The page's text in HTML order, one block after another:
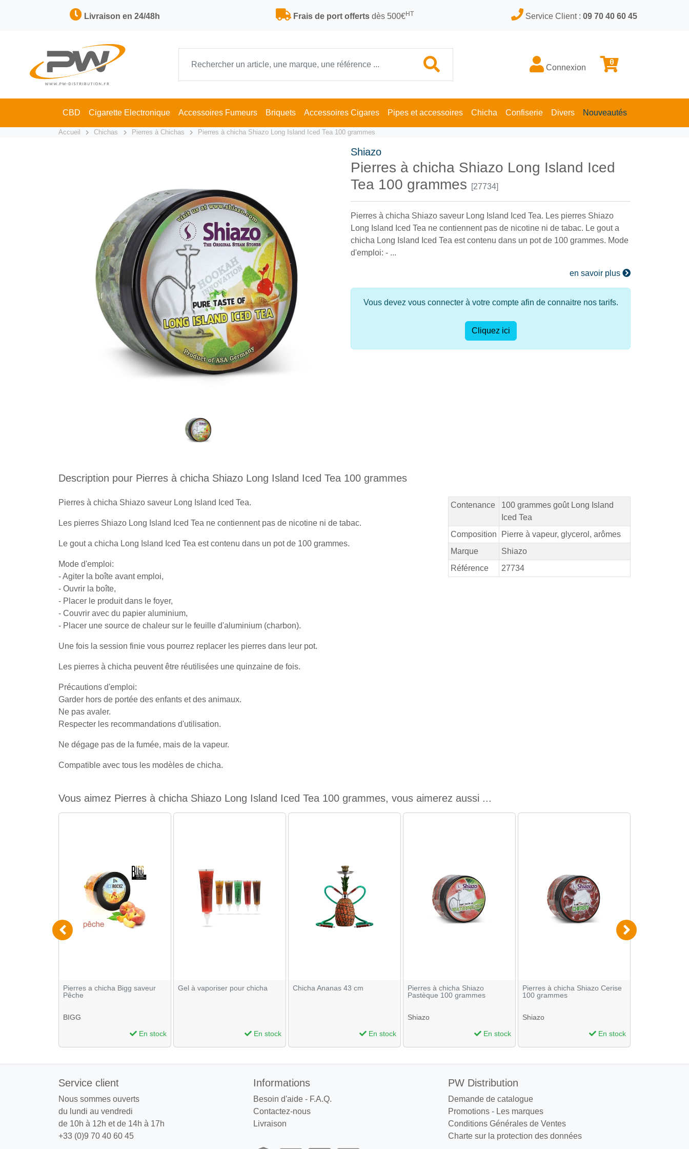
Livraison en 24/48h Frais de port offertsdès 500€HT Service Client : 09 70 40 60 45
Connexion
0
CBD Cigarette Electronique Accessoires Fumeurs Briquets Accessoires Cigares Pipes et accessoires Chicha Confiserie Divers Nouveautés
Accueil Chichas Pierres à Chichas Pierres à chicha Shiazo Long Island Iced Tea 100 grammes
Shiazo
Pierres à chicha Shiazo Long Island Iced
Tea 100 grammes
[27734]
Pierres à chicha Shiazo saveur Long Island Iced Tea. Les pierres Shiazo
Long Island Iced Tea ne contiennent pas de nicotine ni de tabac. Le gout a
chicha Long Island Iced Tea est contenu dans un pot de 100 grammes. Mode
d'emploi: - ...
en savoir plus
Vous devez vous connecter à votre compte afin de connaitre nos tarifs.
Cliquez ici
Description pour Pierres à chicha Shiazo Long Island Iced Tea 100 grammes
Pierres à chicha Shiazo saveur Long Island Iced Tea.
Les pierres Shiazo Long Island Iced Tea ne contiennent pas de nicotine ni de tabac.
Le gout a chicha Long Island Iced Tea est contenu dans un pot de 100 grammes.
Mode d'emploi:
- Agiter la boîte avant emploi,
- Ouvrir la boîte,
- Placer le produit dans le foyer,
- Couvrir avec du papier aluminium,
- Placer une source de chaleur sur le feuille d'aluminium (charbon).
Une fois la session finie vous pourrez replacer les pierres dans leur pot.
Les pierres à chicha peuvent être réutilisées une quinzaine de fois.
Précautions d'emploi:
Garder hors de portée des enfants et des animaux.
Ne pas avaler.
Respecter les recommandations d'utilisation.
Ne dégage pas de la fumée, mais de la vapeur.
Compatible avec tous les modèles de chicha.
Contenance
100 grammes goût Long Island
Iced Tea
Composition
Pierre à vapeur, glycerol, arômes
Marque
Shiazo
Référence
27734
Vous aimez Pierres à chicha Shiazo Long Island Iced Tea 100 grammes, vous aimerez aussi ...
Pierres a chicha Bigg saveur
Pêche
BIGG
En stock
Gel à vaporiser pour chicha
En stock
Chicha Ananas 43 cm
En stock
Pierres à chicha Shiazo
Pastèque 100 grammes
Shiazo
En stock
Pierres à chicha Shiazo Cerise
100 grammes
Shiazo
En stock
Service client
Nous sommes ouverts
du lundi au vendredi
de 10h à 12h et de 14h à 17h
+33 (0)9 70 40 60 45
Informations
Besoin d'aide - F.A.Q.
Contactez-nous
Livraison
PW Distribution
Demande de catalogue
Promotions - Les marques
Conditions Générales de Ventes
Charte sur la protection des données